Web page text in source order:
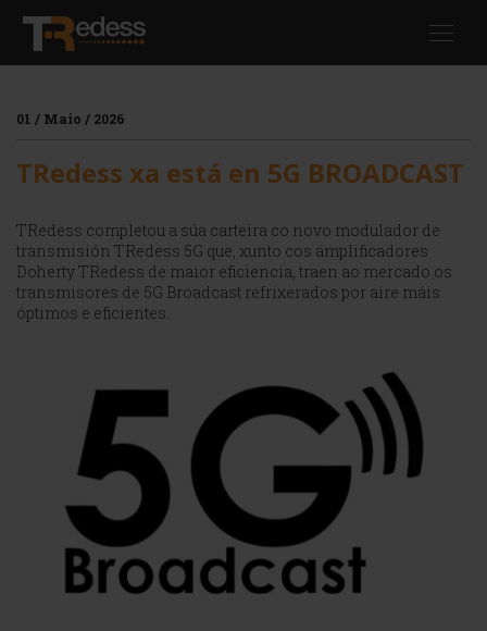
main
content
01 / Maio / 2026
TRedess xa está en 5G BROADCAST
TRedess completou a súa carteira co novo modulador de
transmisión TRedess 5G que, xunto cos amplificadores
Doherty TRedess de maior eficiencia, traen ao mercado os
transmisores de 5G Broadcast refrixerados por aire máis
óptimos e eficientes.